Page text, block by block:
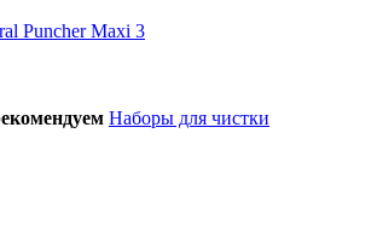
Puncher Maxi 3
Наборы для чистки